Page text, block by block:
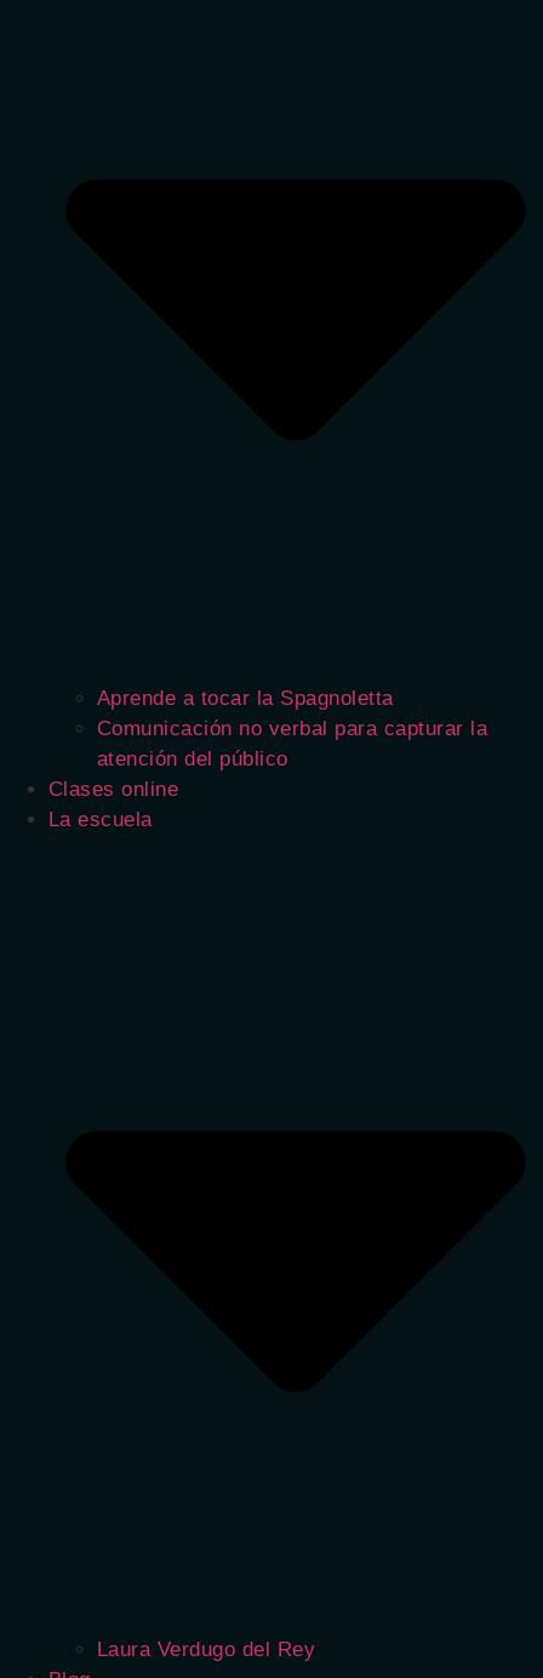
Aprende a tocar la Spagnoletta
Comunicación no verbal para capturar la
atención del público
Clases online
La escuela
Laura Verdugo del Rey